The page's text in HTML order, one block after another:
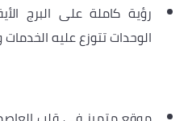
رؤية كاملة على البرج
الوحدات تتوزع عليه